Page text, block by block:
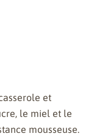
et
le miel et le
mousseuse.